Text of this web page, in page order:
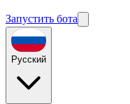
Запустить бота
Русский